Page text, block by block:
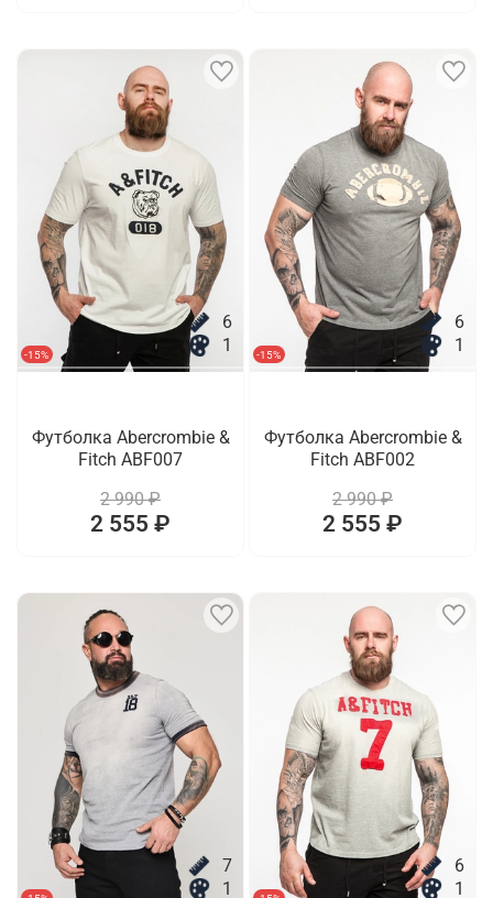
-15%
6
1
Футболка Abercrombie &
Fitch ABF007
2 990 ₽
2 555 ₽
-15%
6
1
Футболка Abercrombie &
Fitch ABF002
2 990 ₽
2 555 ₽
7
1
6
1